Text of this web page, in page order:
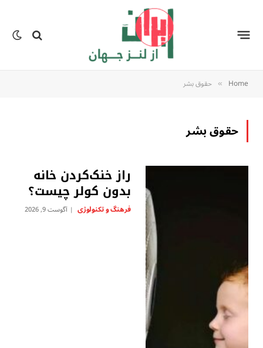
Home
» حقوق بشر
حقوق بشر
راز خنک‌کردن خانه
بدون کولر چیست؟
فرهنگ و تکنولوژی آگوست 9, 2026